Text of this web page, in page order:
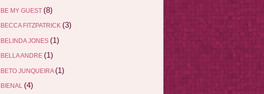
BE MY GUEST (8)
BECCA FITZPATRICK (3)
BELINDA JONES (1)
BELLA ANDRE (1)
BETO JUNQUEIRA (1)
BIENAL (4)